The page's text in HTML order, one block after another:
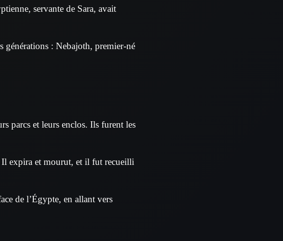
servante de Sara, avait
générations : Nebajoth, premier-né
parcs et leurs enclos. Ils furent les
Il expira et mourut, et il fut recueilli
de l’Égypte, en allant vers